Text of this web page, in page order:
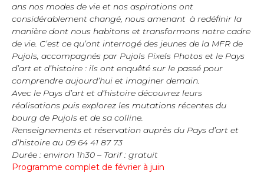
ans nos modes de vie et nos aspirations ont
considérablement changé, nous amenant à redéfinir la
manière dont nous habitons et transformons notre cadre
de vie. C’est ce qu’ont interrogé des jeunes de la MFR de
Pujols, accompagnés par Pujols Pixels Photos et le Pays
d’art et d’histoire : ils ont enquêté sur le passé pour
comprendre aujourd’hui et imaginer demain.
Avec le Pays d’art et d’histoire découvrez leurs
réalisations puis explorez les mutations récentes du
bourg de Pujols et de sa colline.
Renseignements et réservation auprès du Pays d’art et
d’histoire au 09 64 41 87 73
Durée : environ 1h30 – Tarif : gratuit
Programme complet de février à juin